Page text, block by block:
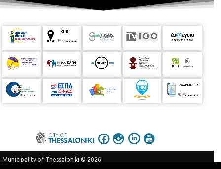
Municipality of Thessaloniki © 2026